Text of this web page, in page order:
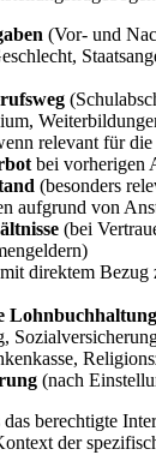
(Vor- und
relevant für
bei vorherigen
(besonders
aufgrund von
(bei
direktem Bezug
(nach
berechtigte
der